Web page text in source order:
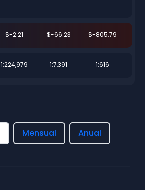
$-2.21 $-66.23 $-805.79
1:224,979 1:7,391 1:616
Mensual Anual